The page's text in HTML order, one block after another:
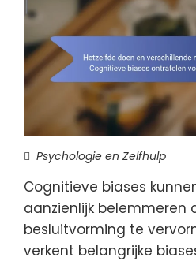
Psychologie en Zelfhulp
Cognitieve biases
aanzienlijk belemmeren
besluitvorming te
verkent belangrijke